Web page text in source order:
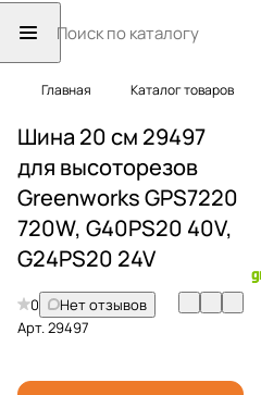
Главная Каталог товаров
Шина 20 см 29497
для высоторезов
Greenworks GPS7220
720W, G40PS20 40V,
G24PS20 24V
0
Нет отзывов
Арт.29497